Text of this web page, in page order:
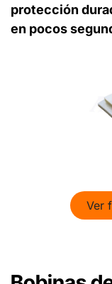
protección
en pocos
Ver